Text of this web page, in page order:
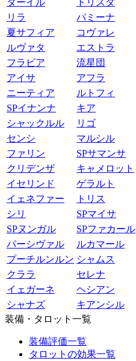
ターイル
トリスタ
リラ
パミーナ
夏サフィア
コヴァレ
ルヴァタ
エストラ
フラビア
流星団
アイサ
アフラ
ニーティア
ルトフィ
SPイナンナ
キア
シャックルル
リゴ
センシ
マルシル
ファリン
SPサマンサ
クリデンザ
キャメロット
イセリンド
ゲラルト
イェネファー
トリス
シリ
SPマイサ
SPヌンガル
SPファカール
パーシヴァル
ルカマール
プーチルンルン シャムス
クララ
セレナ
イェガーネ
ヘシアン
シャナズ
キアンシル
装備・タロット一覧
装備評価一覧
タロットの効果一覧